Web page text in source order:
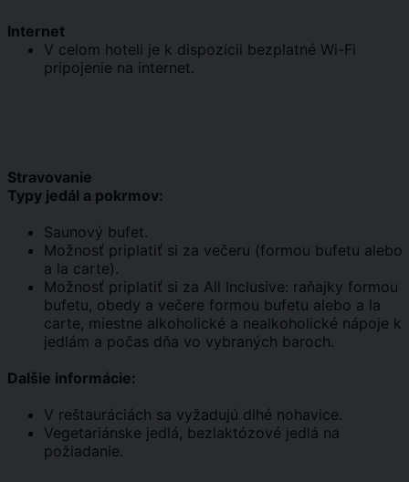
Internet
V celom hoteli je k dispozícii bezplatné Wi-Fi
pripojenie na internet.
Stravovanie
Typy jedál a pokrmov:
Saunový bufet.
Možnosť priplatiť si za večeru (formou bufetu alebo
a la carte).
Možnosť priplatiť si za All Inclusive: raňajky formou
bufetu, obedy a večere formou bufetu alebo a la
carte, miestne alkoholické a nealkoholické nápoje k
jedlám a počas dňa vo vybraných baroch.
Dalšie informácie:
V reštauráciách sa vyžadujú dlhé nohavice.
Vegetariánske jedlá, bezlaktózové jedlá na
požiadanie.